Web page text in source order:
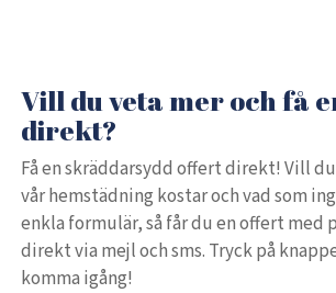
Vill du veta mer och få
direkt?
Få en skräddarsydd offert direkt! Vill
vår hemstädning kostar och vad som
enkla formulär, så får du en offert med
direkt via mejl och sms. Tryck på
komma igång!